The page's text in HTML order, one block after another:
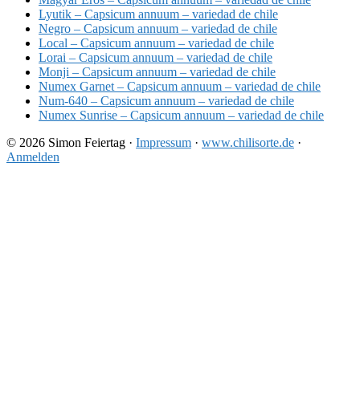
Lyutik – Capsicum annuum – variedad de chile
Negro – Capsicum annuum – variedad de chile
Local – Capsicum annuum – variedad de chile
Lorai – Capsicum annuum – variedad de chile
Monji – Capsicum annuum – variedad de chile
Numex Garnet – Capsicum annuum – variedad de chile
Num-640 – Capsicum annuum – variedad de chile
Numex Sunrise – Capsicum annuum – variedad de chile
© 2026 Simon Feiertag · Impressum · www.chilisorte.de ·
Anmelden